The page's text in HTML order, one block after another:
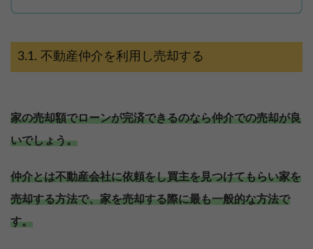
不動産仲介を利用し売却する
家の売却額でローンが完済できるのなら仲介での売却が良
いでしょう。
仲介とは不動産会社に依頼をし買主を見つけてもらい家を
売却する方法で、家を売却する際に最も一般的な方法で
す。